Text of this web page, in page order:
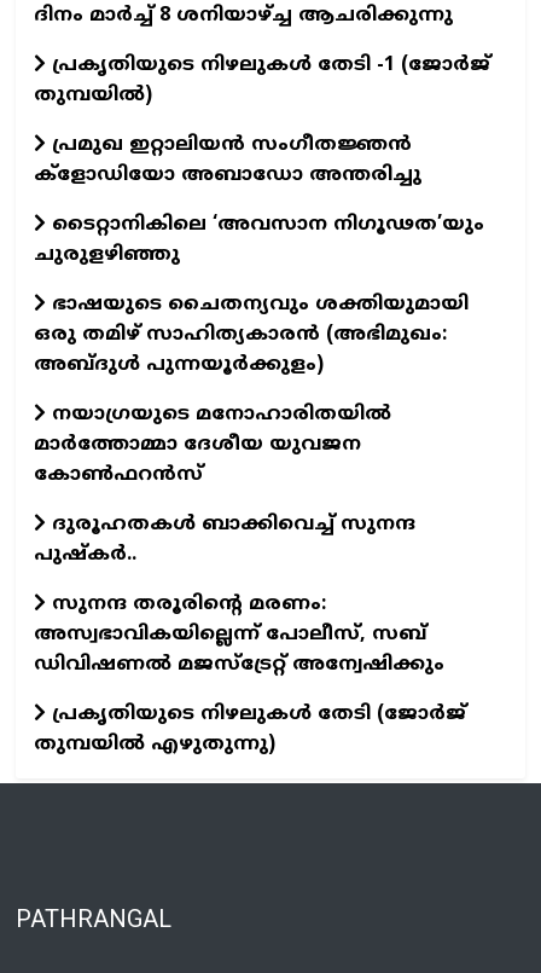
ദിനം മാര്‍ച്ച്‌ 8 ശനിയാഴ്‌ച്ച ആചരിക്കുന്നു
പ്രകൃതിയുടെ നിഴലുകള്‍ തേടി -1 (ജോര്‍ജ്‌
തുമ്പയില്‍)
പ്രമുഖ ഇറ്റാലിയന്‍ സംഗീതജ്ഞന്‍
ക്ളോഡിയോ അബാഡോ അന്തരിച്ചു
ടൈറ്റാനികിലെ ‘അവസാന നിഗൂഢത’യും
ചുരുളഴിഞ്ഞു
ഭാഷയുടെ ചൈതന്യവും ശക്തിയുമായി
ഒരു തമിഴ് സാഹിത്യകാരന്‍ (അഭിമുഖം:
അബ്ദുള്‍ പുന്നയൂര്‍ക്കുളം)
നയാഗ്രയുടെ മനോഹാരിതയില്‍
മാര്‍ത്തോമ്മാ ദേശീയ യുവജന
കോണ്‍ഫറന്‍സ്
ദുരൂഹതകള്‍ ബാക്കിവെച്ച് സുനന്ദ
പുഷ്‌കര്‍..
സുനന്ദ തരൂരിന്റെ മരണം:
അസ്വഭാവികയില്ലെന്ന്‌ പോലീസ്‌, സബ്‌
ഡിവിഷണല്‍ മജസ്‌ട്രേറ്റ്‌ അന്വേഷിക്കും
പ്രകൃതിയുടെ നിഴലുകള്‍ തേടി (ജോര്‍ജ്‌
തുമ്പയില്‍ എഴുതുന്നു)
PATHRANGAL